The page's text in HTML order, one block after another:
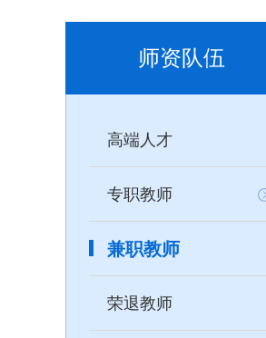
师资队伍
高端人才
专职教师
兼职教师
荣退教师